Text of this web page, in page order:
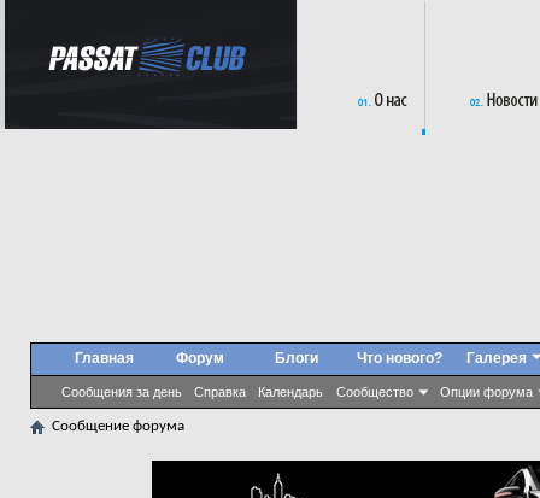
Главная Форум
Сообщения за день Справка Календарь Сообщество Опции форума
Блоги Что нового? Галерея
Сообщение форума